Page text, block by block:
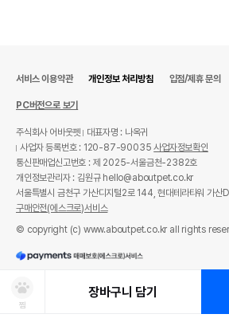
찜
장바구니 담기
서비스 이용약관 개인정보 처리방침 입점/제휴 문의
PC버전으로 보기
주식회사 어바웃펫
대표자명 : 나옥귀
사업자 등록번호 : 120-87-90035사업자정보확인
통신판매업신고번호 : 제 2025-서울금천-2382호
개인정보관리자 : 김원규 hello@aboutpet.co.kr
서울특별시 금천구 가산디지털2로 144, 현대테라타워 가
구매안전(에스크로)서비스
© copyright (c) www.aboutpet.co.kr all rights